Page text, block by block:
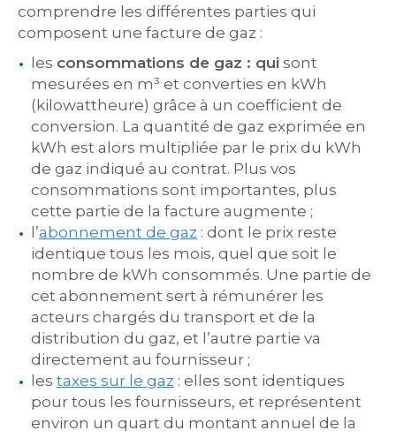
comprendre les différentes parties qui
composent une facture de gaz :
les consommations de gaz : qui sont
mesurées en m³ et converties en kWh
(kilowattheure) grâce à un coefficient de
conversion. La quantité de gaz exprimée en
kWh est alors multipliée par le prix du kWh
de gaz indiqué au contrat. Plus vos
consommations sont importantes, plus
cette partie de la facture augmente ;
l’abonnement de gaz : dont le prix reste
identique tous les mois, quel que soit le
nombre de kWh consommés. Une partie de
cet abonnement sert à rémunérer les
acteurs chargés du transport et de la
distribution du gaz, et l’autre partie va
directement au fournisseur ;
les taxes sur le gaz : elles sont identiques
pour tous les fournisseurs, et représentent
environ un quart du montant annuel de la